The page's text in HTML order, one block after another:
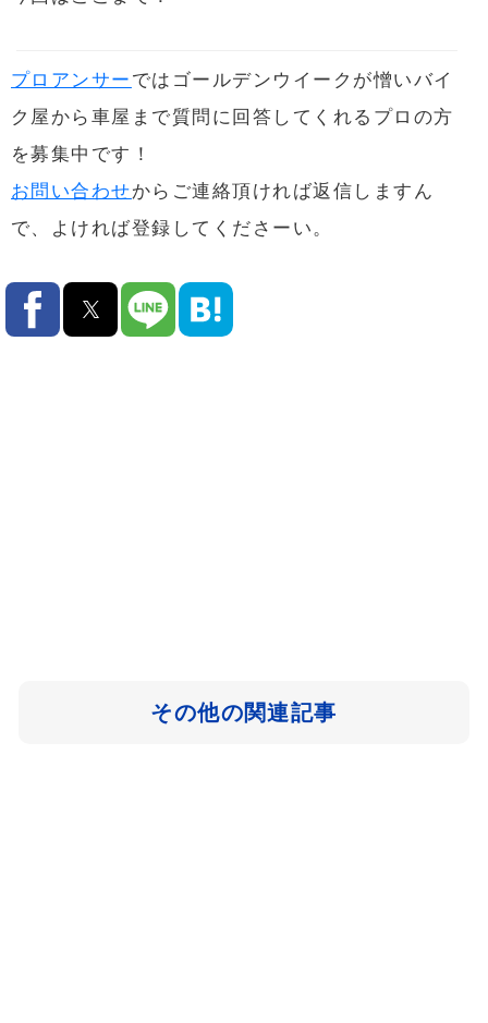
プロアンサー ではゴールデンウイークが憎いバイ
ク屋から車屋まで質問に回答してくれるプロの方
を募集中です！
お問い合わせからご連絡頂ければ返信しますん
で、よければ登録してくださーい。
その他の関連記事